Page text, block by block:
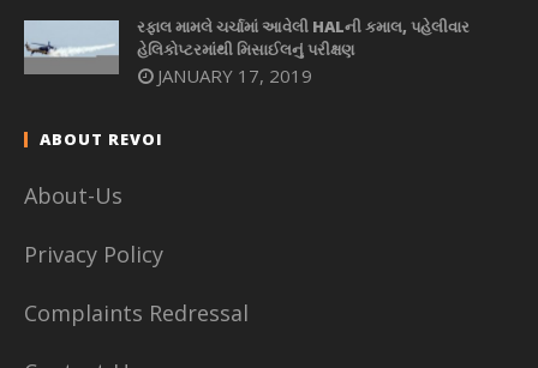
રફાલ મામલે ચર્ચામાં આવેલી HALની કમાલ, પહેલીવાર
હેલિકોપ્ટરમાંથી મિસાઈલનું પરીક્ષણ
JANUARY 17, 2019
ABOUT REVOI
About-Us
Privacy Policy
Complaints Redressal